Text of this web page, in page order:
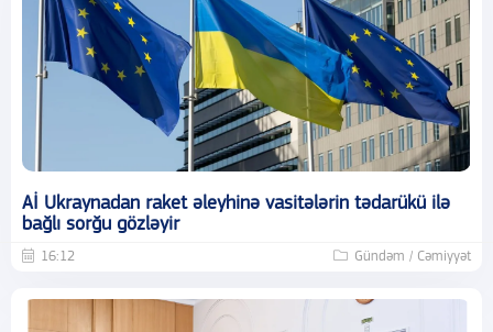
Aİ Ukraynadan raket əleyhinə vasitələrin tədarükü ilə
bağlı sorğu gözləyir
16:12 Gündəm / Cəmiyyət